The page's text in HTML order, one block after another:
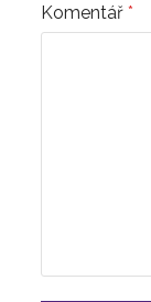
Komentář*